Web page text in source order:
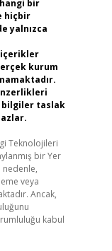
bir
hiçbir
yalnızca
içerikler
kurum
bilgiler taslak
Teknolojileri
bir Yer
nedenle,
veya
Ancak,
kabul